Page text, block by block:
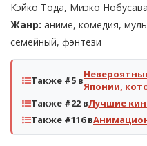
Кэйко Тода, Миэко Нобусава
Жанр: аниме, комедия,
семейный, фэнтези
Также #5 вЯпонии,
Также #22 вЛучшие
Также #116 в